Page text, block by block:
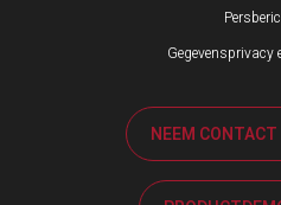
Gegevensprivacy
NEEM